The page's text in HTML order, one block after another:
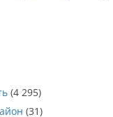
(4 295)
(31)